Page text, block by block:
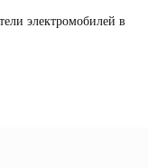
электромобилей в